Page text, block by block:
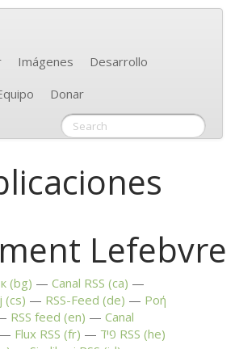
Imágenes
Desarrollo
Donar
Lefebvre
(bg) Canal RSS (ca)
(cs) RSS-Feed (de)
Ροή
RSS feed (en)
Canal
Flux RSS (fr) RSS (he)